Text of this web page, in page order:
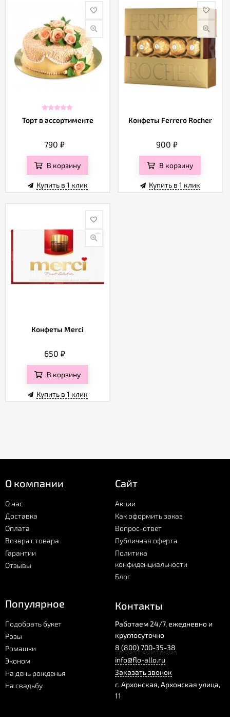
Торт в ассортименте
790₽
В корзину
Купить в 1 клик
Конфеты Ferrero Rocher
900₽
В корзину
Купить в 1 клик
Конфеты Merci
650 ₽
В корзину
Купить в 1 клик
О компании
О нас
Доставка
Оплата
Возврат товара
Гарантии
Отзывы
Сайт
Акции
Как оформить заказ
Вопрос-ответ
Публичная оферта
Политика
конфиденциальности
Блог
Популярное
Подобрать букет
Розы
Ромашки
Эконом
На день рожденья
На свадьбу
Контакты
Работаем 24/7, ежедневно и
круглосуточно
8 (800) 700-35-38
info@flo-allo.ru
Заказать звонок
г.Архонская,Архонская улица,
11